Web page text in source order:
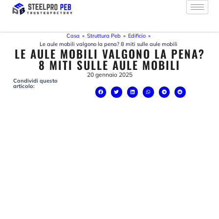
contenuto
Casa » Struttura Peb » Edificio »
Le aule mobili valgono la pena? 8 miti sulle aule mobili
LE AULE MOBILI VALGONO LA PENA?
8 MITI SULLE AULE MOBILI
20 gennaio 2025
Condividi questo
articolo: